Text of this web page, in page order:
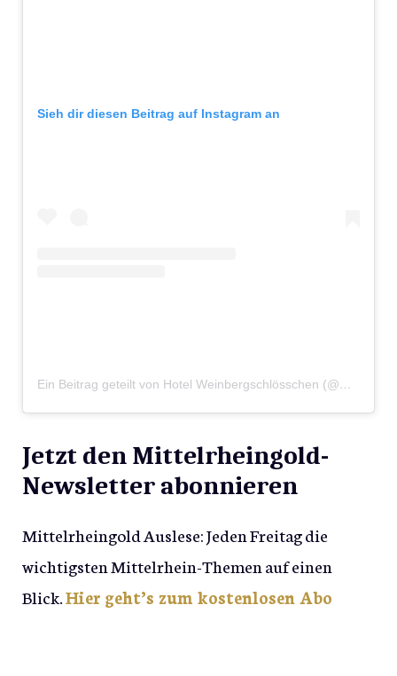
Sieh dir diesen Beitrag auf Instagram an
Ein Beitrag geteilt von Hotel Weinbergschlösschen (@weinbergschloesschen)
Jetzt den Mittelrheingold-
Newsletter abonnieren
Mittelrheingold Auslese: Jeden Freitag die
wichtigsten Mittelrhein-Themen auf einen
Blick.Hier geht’s zum kostenlosen Abo